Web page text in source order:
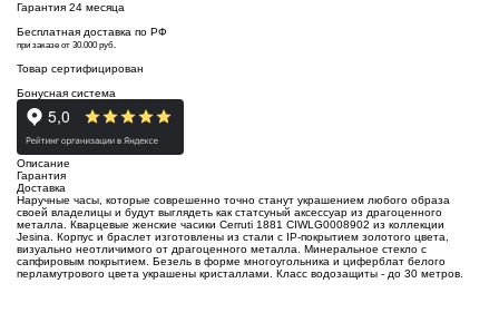
Гарантия 24 месяца
Бесплатная доставка по РФ
при заказе от 30.000 руб.
Товар сертифицирован
Бонусная система
Описание
Гарантия
Доставка
Наручные часы, которые соврешенно точно станут украшением любого образа
своей владелицы и будут выглядеть как статсуный аксессуар из драгоценного
металла. Кварцевые женские часики Cerruti 1881 CIWLG0008902 из коллекции
Jesina. Корпус и браслет изготовлены из стали с IP-покрытием золотого цвета,
визуально неотличимого от драгоценного металла. Минеральное стекло с
сапфировым покрытием Безель в форме многоугольника и циферблат белого
перламутрового цвета украшены кристаллами. Класс водозащиты - до 30 метров